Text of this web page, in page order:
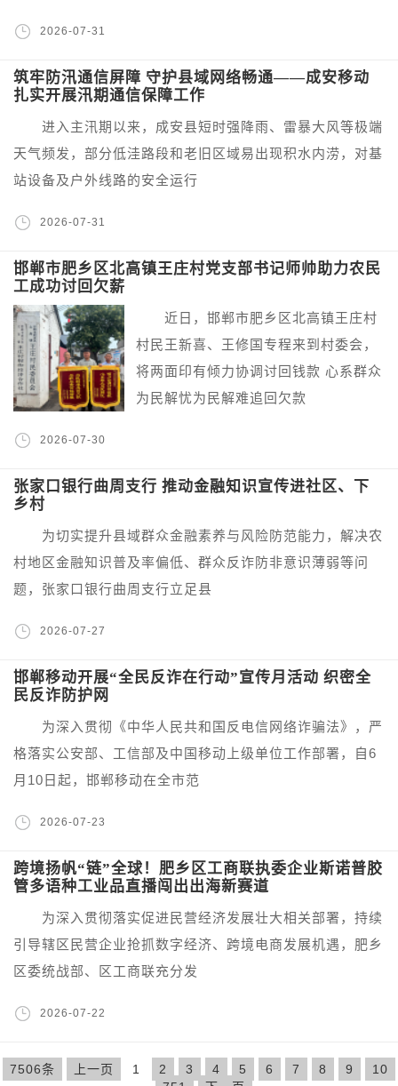
2026-07-31
筑牢防汛通信屏障 守护县域网络畅通——成安移动
扎实开展汛期通信保障工作
进入主汛期以来，成安县短时强降雨、雷暴大风等极端
天气频发，部分低洼路段和老旧区域易出现积水内涝，对基
站设备及户外线路的安全运行
2026-07-31
邯郸市肥乡区北高镇王庄村党支部书记师帅助力农民
工成功讨回欠薪
近日，邯郸市肥乡区北高镇王庄村
村民王新喜、王修国专程来到村委会，
将两面印有倾力协调讨回钱款 心系群众
为民解忧为民解难追回欠款
2026-07-30
张家口银行曲周支行 推动金融知识宣传进社区、下
乡村
为切实提升县域群众金融素养与风险防范能力，解决农
村地区金融知识普及率偏低、群众反诈防非意识薄弱等问
题，张家口银行曲周支行立足县
2026-07-27
邯郸移动开展“全民反诈在行动”宣传月活动 织密全
民反诈防护网
为深入贯彻《中华人民共和国反电信网络诈骗法》，严
格落实公安部、工信部及中国移动上级单位工作部署，自6
月10日起，邯郸移动在全市范
2026-07-23
跨境扬帆“链”全球！肥乡区工商联执委企业斯诺普胶
管多语种工业品直播闯出出海新赛道
为深入贯彻落实促进民营经济发展壮大相关部署，持续
引导辖区民营企业抢抓数字经济、跨境电商发展机遇，肥乡
区委统战部、区工商联充分发
2026-07-22
7506条 上一页 1 2 3 4 5 6 7 8 9
10